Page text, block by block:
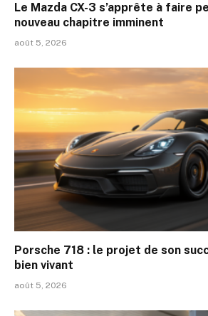
Le Mazda CX-3 s’apprête à faire
nouveau chapitre imminent
août 5, 2026
Porsche 718 : le projet de son
bien vivant
août 5, 2026